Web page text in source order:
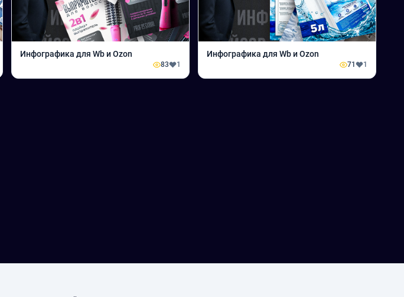
Инфографика для Wb и Ozon
83 1
Инфографика для Wb и Ozon
71 1